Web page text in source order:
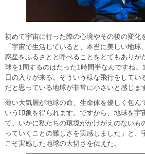
初めて宇宙に行った際の心境やその後の変化
「宇宙で生活していると、本当に美しい地
惑星をふるさとと呼べることをとてもありが
球を1周するのはたった1時間半なんですね。
日の入りが来る。そういう様な飛行をしてい
だと思っている地球が非常に小さいと感じま
薄い大気層が地球の命、生命体を優しく包ん
いう印象を得られます。ですから、地球を宇
て、いかに私たちの環境がかけがえのないも
っていくことの難しさを実感しました」と、
こそ実感した地球の大切さを伝えた。